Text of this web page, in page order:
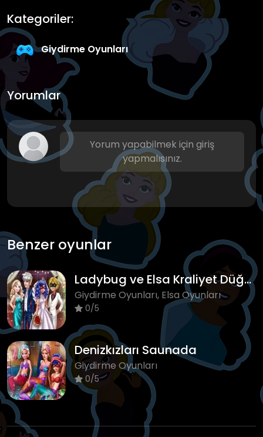
Kategoriler:
Giydirme Oyunları
Yorumlar
Yorum yapabilmek için giriş
yapmalısınız.
Benzer oyunlar
Ladybug ve Elsa Kraliyet Düğünü
Giydirme Oyunları, Elsa Oyunları
0/5
Denizkızları Saunada
Giydirme Oyunları
0/5